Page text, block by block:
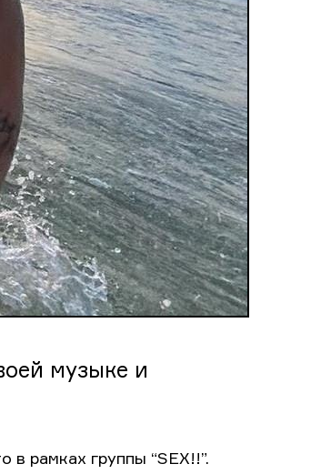
музыке и
рамках группы “SEX!!”.